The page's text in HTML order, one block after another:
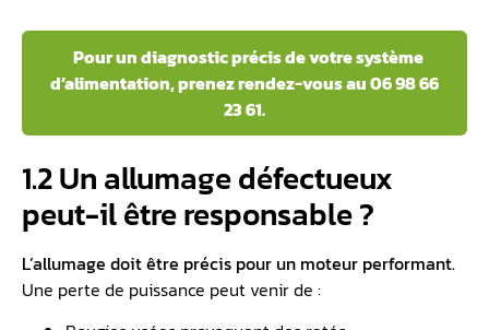
Pour un diagnostic précis de votre système
d’alimentation, prenez rendez-vous au 06 98 66
23 61.
1.2 Un allumage défectueux
peut-il être responsable ?
L’allumage doit être précis pour un moteur performant.
Une perte de puissance peut venir de :